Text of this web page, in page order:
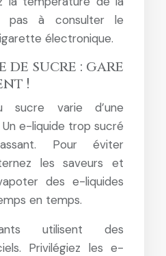
pas à consulter le
électronique.
de sucre : gare
!
sucre varie d’une
Un e-liquide trop sucré
Pour éviter
les saveurs et
des e-liquides
en temps.
utilisent des
Privilégiez les e-